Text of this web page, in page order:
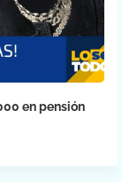
en pensión